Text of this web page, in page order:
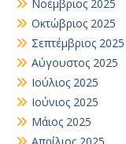
Νοέμβριος 2025
Οκτώβριος 2025
Σεπτέμβριος 2025
Αύγουστος 2025
Ιούλιος 2025
Ιούνιος 2025
Μάιος 2025